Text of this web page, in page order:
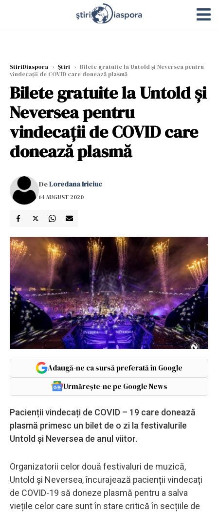
StiriDiaspora › Știri › Bilete gratuite la Untold și Neversea pentru
vindecații de COVID care donează plasmă
Bilete gratuite la Untold și
Neversea pentru
vindecații de COVID care
donează plasmă
DeLoredana Iriciuc
14 AUGUST 2020
Adaugă-ne ca sursă preferată în Google
Urmărește-ne pe Google News
Pacienții vindecați de COVID – 19 care donează
plasmă primesc un bilet de o zi la festivalurile
Untold și Neversea de anul viitor.
Organizatorii celor două festivaluri de muzică,
Untold și Neversea, încurajează pacienții vindecați
de COVID-19 să doneze plasmă pentru a salva
viețile celor care sunt în stare critică în secțiile de